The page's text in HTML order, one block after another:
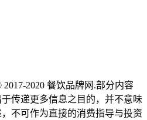
2017-2020 餐饮品牌网 .部分内容
传递更多信息之目的，并不意味
不可作为直接的消费指导与投资